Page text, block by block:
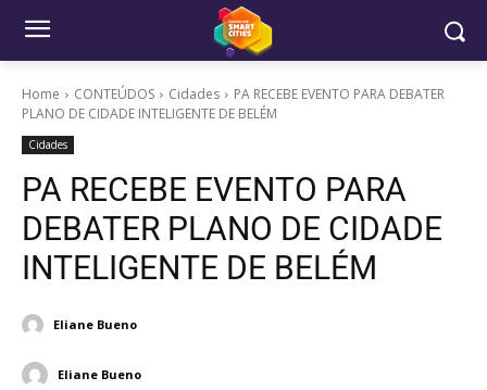
Home CONTEÚDOS Cidades
PA RECEBE EVENTO PARA DEBATER
PLANO DE CIDADE INTELIGENTE DE BELÉM
Cidades
PA RECEBE EVENTO PARA
DEBATER PLANO DE CIDADE
INTELIGENTE DE BELÉM
Eliane Bueno
Eliane Bueno